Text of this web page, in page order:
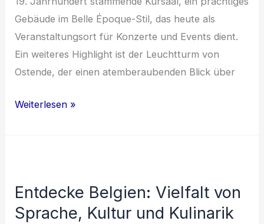
Gebäude im Belle Époque-Stil, das heute als
Veranstaltungsort für Konzerte und Events dient.
Ein weiteres Highlight ist der Leuchtturm von
Ostende, der einen atemberaubenden Blick über
Entdecke
Ostende,
Antwerpen,
Weiterlesen »
Entdecke Belgien: Vielfalt von
Sprache, Kultur und Kulinarik